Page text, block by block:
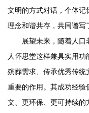
文明的方式对话，个体
理念和谐共存，共同谱写
展望未来，随着人
人怀思堂这样兼具实用功
殡葬需求、传承优秀传统
重要的作用。其成功经验
文、更环保、更可持续的